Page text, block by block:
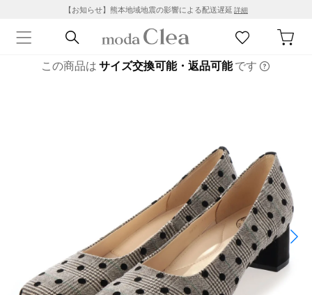
【お知らせ】熊本地域地震の影響による配送遅延 詳細
この商品は サイズ交換可能・返品可能です